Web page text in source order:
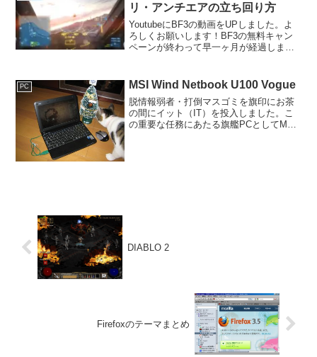
リ・アンチエアの立ち回り方
YoutubeにBF3の動画をUPしました。よ
ろしくお願いします！BF3の無料キャン
ペーンが終わって早一ヶ月が経過しまし
ですが初心者が初級レベルになれるくら
PC MSI Wind Netbook U100 Vogue
脱情報弱者・打倒マスゴミを旗印にお茶
の間にイット（IT）を投入しました。こ
の重要な任務にあたる旗艦PCとしてMSI
DIABLO 2
Firefoxのテーマまとめ